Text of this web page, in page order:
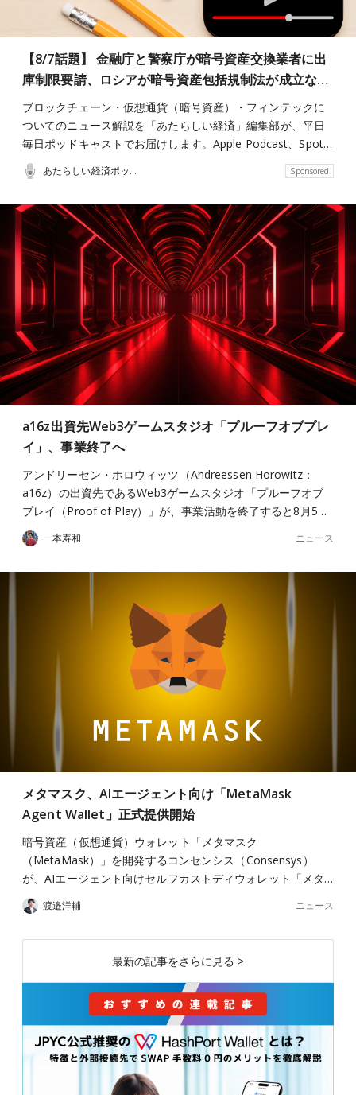
【8/7話題】 金融庁と警察庁が暗号資産交換業者に出
庫制限要請、ロシアが暗号資産包括規制法が成立な…
ブロックチェーン・仮想通貨（暗号資産）・フィンテックに
ついてのニュース解説を「あたらしい経済」編集部が、平日
毎日ポッドキャストでお届けします。Apple Podcast、Spot…
あたらしい経済ポッドキャスト Sponsored
a16z出資先Web3ゲームスタジオ「プルーフオブプレ
イ」、事業終了へ
アンドリーセン・ホロウィッツ（Andreessen Horowitz：
a16z）の出資先であるWeb3ゲームスタジオ「プルーフオブ
プレイ（Proof of Play）」が、事業活動を終了すると8月5…
一本寿和 ニュース
メタマスク、AIエージェント向け「MetaMask
Agent Wallet」正式提供開始
暗号資産（仮想通貨）ウォレット「メタマスク
（MetaMask）」を開発するコンセンシス（Consensys）
が、AIエージェント向けセルフカストディウォレット「メタ…
渡邉洋輔 ニュース
最新の記事をさらに見る >